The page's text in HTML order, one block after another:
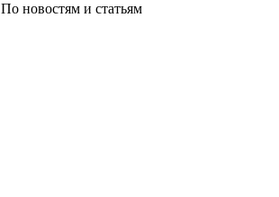
По новостям и статьям